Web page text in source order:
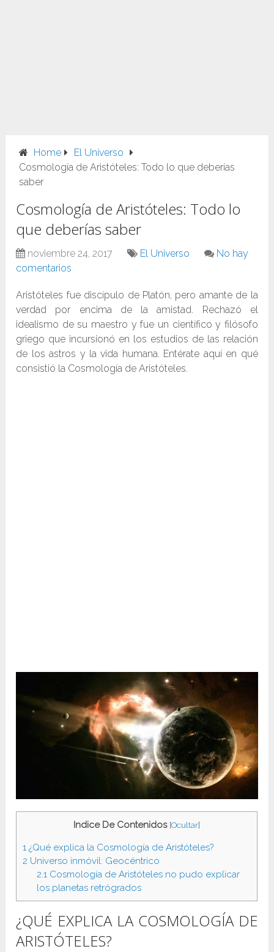
Home
El Universo
Cosmología de Aristóteles: Todo lo que deberías
saber
Cosmología de Aristóteles: Todo lo
que deberías saber
noviembre 24, 2017 El Universo
No hay
comentarios
Aristóteles fue discípulo de Platón, pero amante de la
verdad por encima de la amistad. Rechazó el
idealismo de su maestro y fue un científico y filósofo
griego que incursionó en los estudios de las relación
de los astros y la vida humana. Entérate aquí en qué
consistió la Cosmología de Aristóteles.
Indice De Contenidos [Ocultar]
1 ¿Qué explica la Cosmología de Aristóteles?
2 Universo inmóvil: Geocéntrico
2.1Cosmología de Aristóteles no pudo explicar
los planetas retrógrados
¿QUÉ EXPLICA LA COSMOLOGÍA DE
ARISTÓTELES?